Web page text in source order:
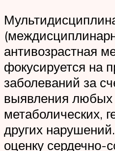
антивозрастная
фокусируется на
заболеваний за
выявления любых
метаболических,
других
оценку сердечно-